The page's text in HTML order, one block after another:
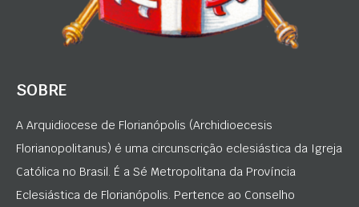
SOBRE
A Arquidiocese de Florianópolis (Archidioecesis
Florianopolitanus) é uma circunscrição eclesiástica da Igreja
Católica no Brasil. É a Sé Metropolitana da Província
Eclesiástica de Florianópolis. Pertence ao Conselho